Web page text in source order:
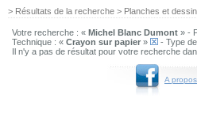
> Résultats de la recherche > Planches et
Votre recherche : « Michel Blanc Dumont » -
Technique : « Crayon sur papier »
- Type
Il n'y a pas de résultat pour votre recherche
A